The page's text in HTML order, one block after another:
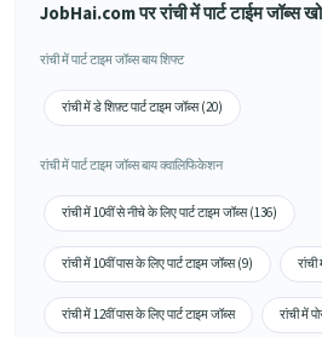
JobHai.com पर रांची में पार्ट टाईम जॉब्स
रांची में पार्ट टाइम जॉब्स बाय शिफ्ट
रांची में डे शिफ़्ट पार्ट टाइम जॉब्स (20)
रांची में पार्ट टाइम जॉब्स बाय क्वालिफिकेशन
रांची में 10वीं से नीचे के लिए पार्ट टाइम जॉब्स (136)
रांची में 10वीं पास के लिए पार्ट टाइम जॉब्स (9)
रांची में 12वीं पास के लिए पार्ट टाइम जॉब्स रांची में